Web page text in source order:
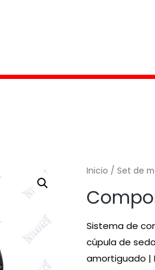
Inicio / Set de
Sistema de
cúpula de
amortiguado |